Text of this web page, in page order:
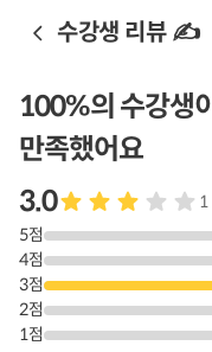
수강생 리뷰 ✍️
100%의 수강생이
만족했어요
3.0
1
5점
4점
3점
2점
1점